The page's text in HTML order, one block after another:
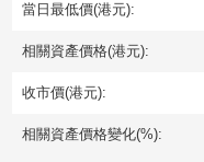
當日最低價(港元):
相關資產價格(港元):
收市價(港元):
相關資產價格變化(%):